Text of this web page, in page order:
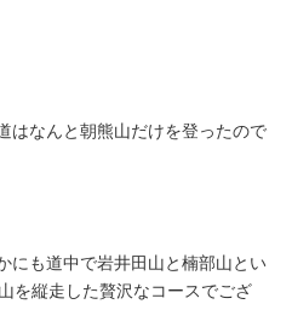
はなんと朝熊山だけを登ったので
にも道中で岩井田山と楠部山とい
を縦走した贅沢なコースでござ